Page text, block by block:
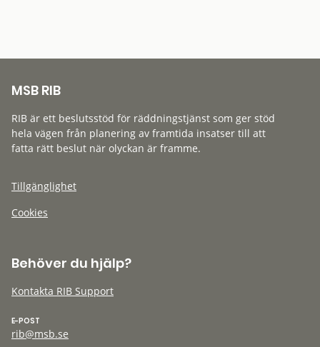
MSB RIB
RIB är ett beslutsstöd för räddningstjänst som ger stöd
hela vägen från planering av framtida insatser till att
fatta rätt beslut när olyckan är framme.
Tillgänglighet
Cookies
Behöver du hjälp?
Kontakta RIB Support
E-POST
rib@msb.se